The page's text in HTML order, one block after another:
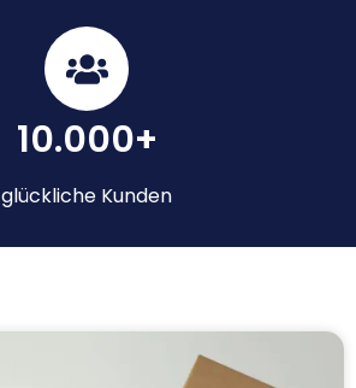
10.000+
glückliche Kunden